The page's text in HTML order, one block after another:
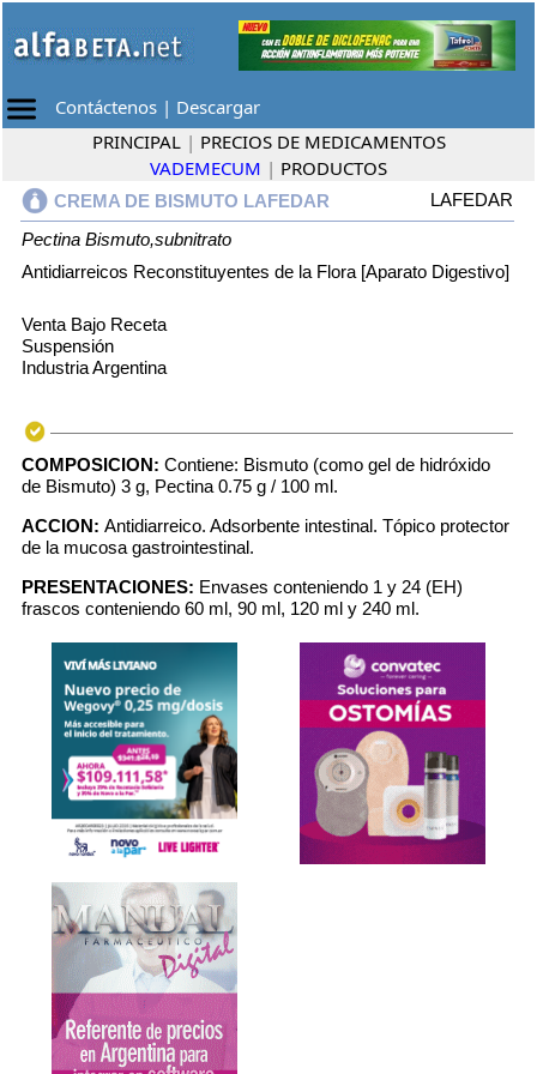
Contáctenos | Descargar
PRINCIPAL | PRECIOS DE MEDICAMENTOS
VADEMECUM | PRODUCTOS
CREMA DE BISMUTO LAFEDAR
LAFEDAR
Pectina Bismuto,subnitrato
Antidiarreicos Reconstituyentes de la Flora [Aparato Digestivo]
Venta Bajo Receta
Suspensión
Industria Argentina
COMPOSICION: Contiene: Bismuto (como gel de hidróxido
de Bismuto) 3 g, Pectina 0.75 g / 100 ml.
ACCION: Antidiarreico. Adsorbente intestinal. Tópico protector
de la mucosa gastrointestinal.
PRESENTACIONES: Envases conteniendo 1 y 24 (EH)
frascos conteniendo 60 ml, 90 ml, 120 ml y 240 ml.